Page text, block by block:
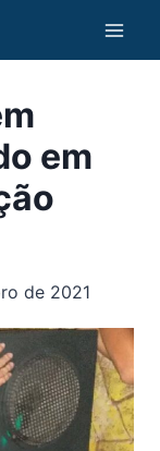
em
de 2021